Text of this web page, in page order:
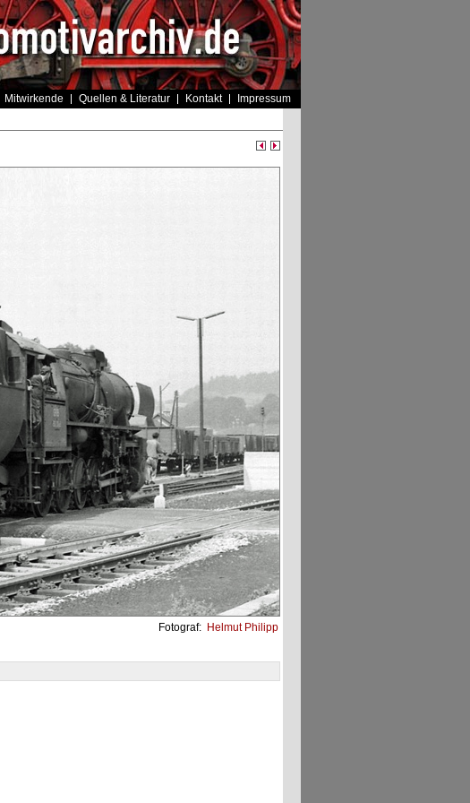
Mitwirkende Quellen & Literatur Kontakt Impressum
Fotograf: Helmut Philipp